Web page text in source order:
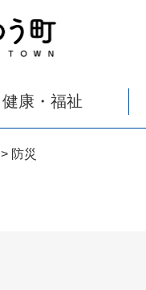
健康・福祉
> 防災